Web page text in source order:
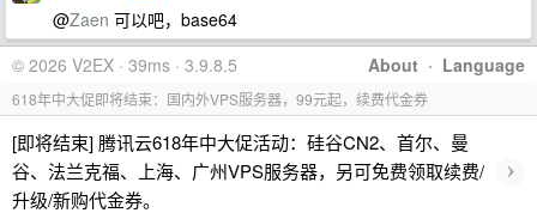
@Zaen 可以吧，base64
About · Language
© 2026 V2EX · 39ms · 3.9.8.5
618年中大促即将结束：国内外VPS服务器，99元起，续费代金券
[即将结束] 腾讯云618年中大促活动：硅谷CN2、首尔、曼
谷、法兰克福、上海、广州VPS服务器，另可免费领取续费/
升级/新购代金券。
›